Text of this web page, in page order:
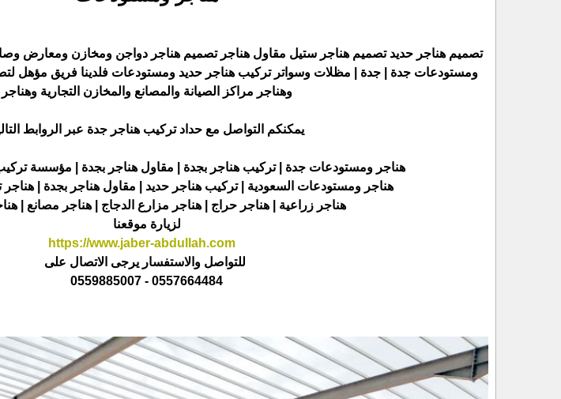
تصميم هناجر حديد تصميم هناجر ستيل مقاول هناجر تصميم هناجر دواجن ومخازن ومعارض
ومستودعات جدة | جدة | مظلات وسواتر تركيب هناجر حديد ومستودعات فلدينا فريق مؤهل
وهناجر مراكز الصيانة والمصانع والمخازن التجارية وهناجر
يمكنكم التواصل مع حداد تركيب هناجر جدة عبر الروابط
هناجر ومستودعات جدة | تركيب هناجر بجدة | مقاول هناجر بجدة | مؤسسة
هناجر ومستودعات السعودية | تركيب هناجر حديد | مقاول هناجر بجدة | هناجر
هناجر زراعية | هناجر حراج | هناجر مزارع الدجاج | هناجر مصانع |
لزيارة موقعنا
https://www.jaber-abdullah.com
للتواصل والاستفسار يرجى الاتصال على
0557664484 - 0559885007